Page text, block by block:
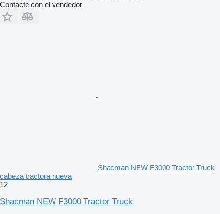
Contacte con el vendedor
Shacman NEW F3000 Tractor Truck
cabeza tractora nueva
12
Shacman NEW F3000 Tractor Truck